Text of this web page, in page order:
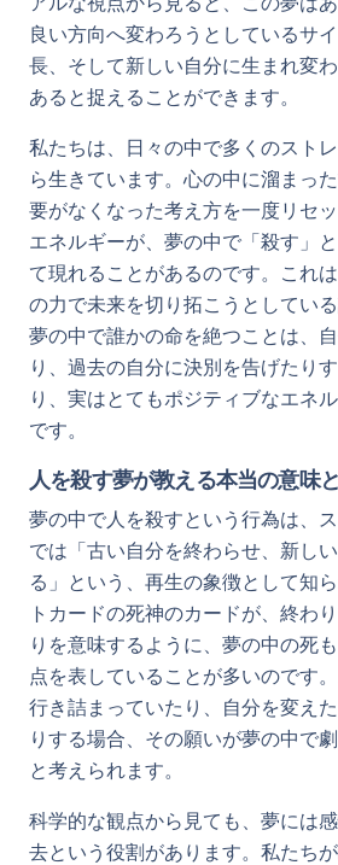
良い方向へ変わろうとしているサ
長、そして新しい自分に生まれ変
あると捉えることができます。
私たちは、日々の中で多くのスト
ら生きています。心の中に溜まっ
要がなくなった考え方を一度リセ
エネルギーが、夢の中で「殺す」
て現れることがあるのです。これ
の力で未来を切り拓こうとしてい
夢の中で誰かの命を絶つことは、
り、過去の自分に決別を告げたり
り、実はとてもポジティブなエネ
です。
人を殺す夢が教える本当の意味
夢の中で人を殺すという行為は、
では「古い自分を終わらせ、新し
る」という、再生の象徴として知
トカードの死神のカードが、終わ
りを意味するように、夢の中の死
点を表していることが多いのです
行き詰まっていたり、自分を変え
りする場合、その願いが夢の中で
と考えられます。
科学的な観点から見ても、夢には
去という役割があります。私たち